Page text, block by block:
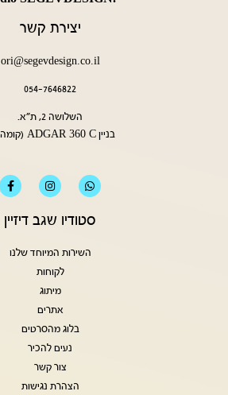
יצירת קשר
ori@segevdesign.co.il
054-7646822
השלושה 2, ת״א.
בניין ADGAR 360 C (קומה 17)
סטודיו שגב דיזיין
השירות המיוחד שלנו
לקוחות
מיתוג
אתרים
בלוג מהסרטים
נעים להכיר
צור קשר
הצהרת נגישות